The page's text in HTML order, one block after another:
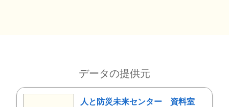
データの提供元
人と防災未来センター 資料室